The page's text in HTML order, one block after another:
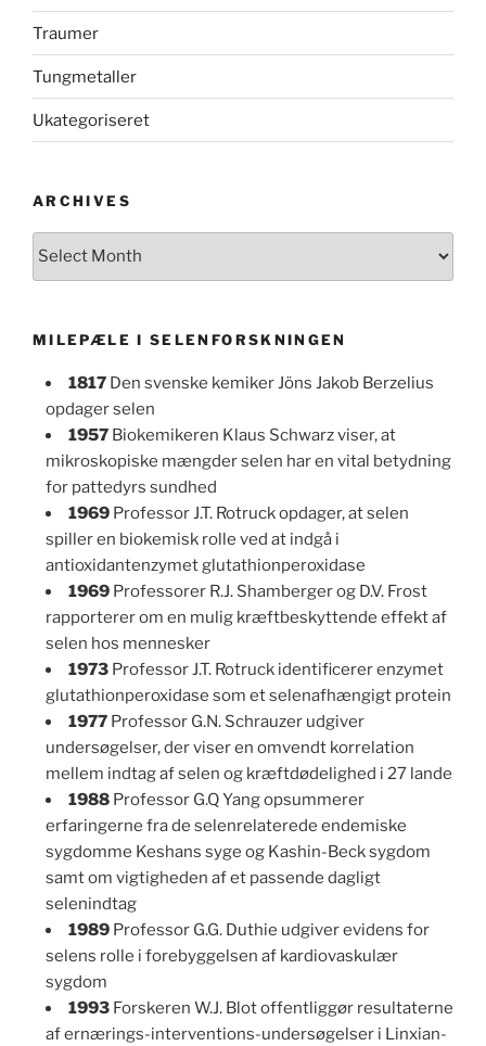
Traumer
Tungmetaller
Ukategoriseret
ARCHIVES
Archives
MILEPÆLE I SELENFORSKNINGEN
1817 Den svenske kemiker Jöns Jakob Berzelius
opdager selen
1957 Biokemikeren Klaus Schwarz viser, at
mikroskopiske mængder selen har en vital betydning
for pattedyrs sundhed
1969 Professor J.T. Rotruck opdager, at selen
spiller en biokemisk rolle ved at indgå i
antioxidantenzymet glutathionperoxidase
1969 Professorer R.J. Shamberger og D.V. Frost
rapporterer om en mulig kræftbeskyttende effekt af
selen hos mennesker
1973 Professor J.T. Rotruck identificerer enzymet
glutathionperoxidase som et selenafhængigt protein
1977 Professor G.N. Schrauzer udgiver
undersøgelser, der viser en omvendt korrelation
mellem indtag af selen og kræftdødelighed i 27 lande
1988 Professor G.Q Yang opsummerer
erfaringerne fra de selenrelaterede endemiske
sygdomme Keshans syge og Kashin-Beck sygdom
samt om vigtigheden af et passende dagligt
selenindtag
1989 Professor G.G. Duthie udgiver evidens for
selens rolle i forebyggelsen af kardiovaskulær
sygdom
1993 Forskeren W.J. Blot offentliggør resultaterne
af ernærings-interventions-undersøgelser i Linxian-